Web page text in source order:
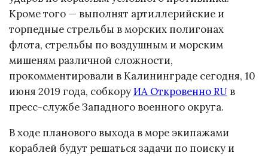
Кроме того — выполнят артиллерийские и
торпедные стрельбы в морских полигонах
флота, стрельбы по воздушным и морским
мишеням различной сложности,
прокомментировали в Калининграде сегодня, 10
июня 2019 года, собкоруИА Откровенно RU в
пресс-службе Западного военного округа.
В ходе планового выхода в море экипажами
кораблей будут решаться задачи по поиску и